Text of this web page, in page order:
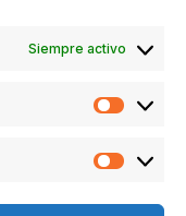
Siempre activo